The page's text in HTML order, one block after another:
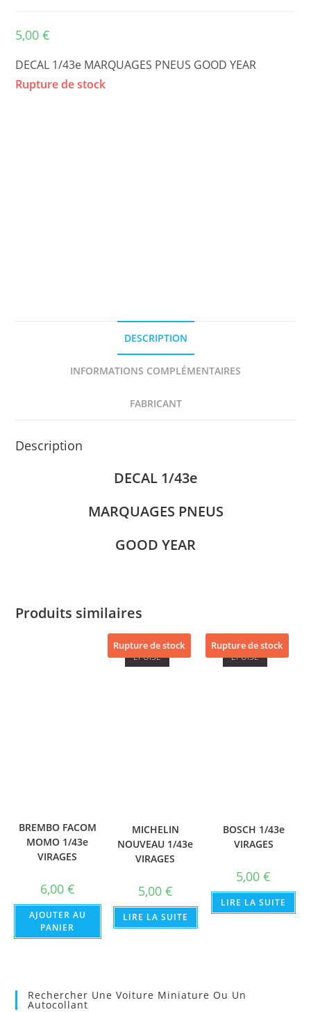
5,00€
DECAL 1/43e MARQUAGES PNEUS GOOD YEAR
Rupture de stock
DESCRIPTION
INFORMATIONS COMPLÉMENTAIRES
FABRICANT
Description
DECAL 1/43e
MARQUAGES PNEUS
GOOD YEAR
Produits similaires
BREMBO FACOM
MOMO 1/43e
VIRAGES
6,00 €
AJOUTER AU
PANIER
Rupture de stock
ÉPUISÉ
MICHELIN
NOUVEAU 1/43e
VIRAGES
5,00 €
LIRE LA SUITE
Rupture de stock
ÉPUISÉ
BOSCH 1/43e
VIRAGES
5,00€
LIRE LA SUITE
Rechercher Une Voiture Miniature Ou Un
Autocollant